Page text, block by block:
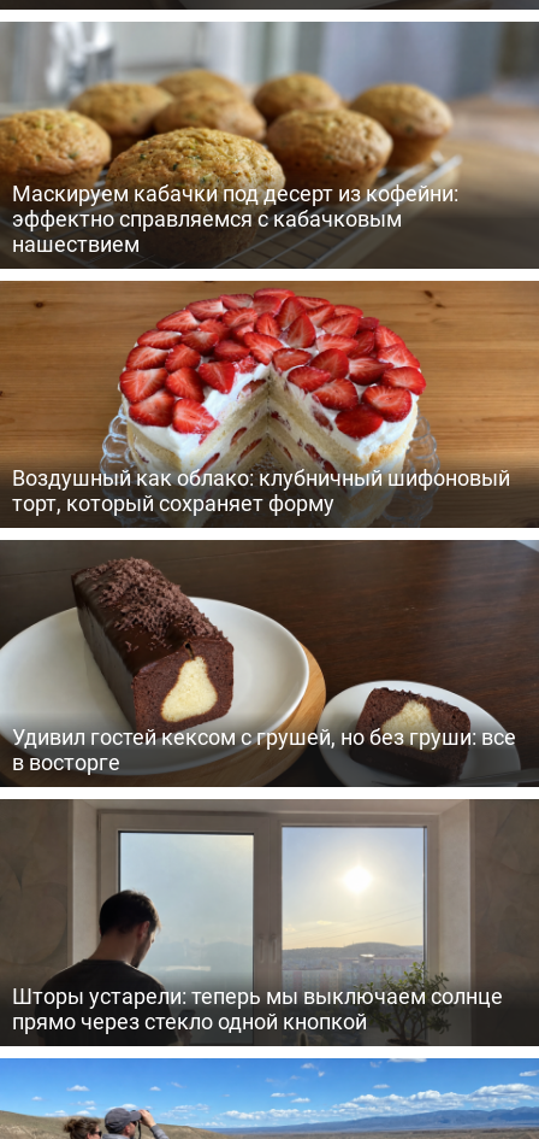
Маскируем кабачки под десерт из кофейни:
эффектно справляемся с кабачковым
нашествием
Воздушный как облако: клубничный шифоновый
торт, который сохраняет форму
Удивил гостей кексом с грушей, но без груши: все
в восторге
Шторы устарели: теперь мы выключаем солнце
прямо через стекло одной кнопкой